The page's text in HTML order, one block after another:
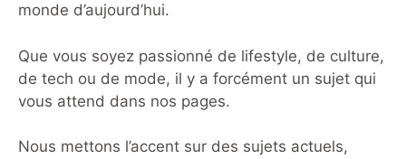
monde d’aujourd’hui.
Que vous soyez passionné de lifestyle, de culture,
de tech ou de mode, il y a forcément un sujet qui
vous attend dans nos pages.
Nous mettons l’accent sur des sujets actuels,